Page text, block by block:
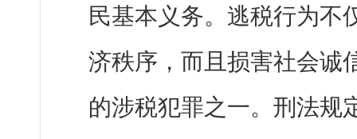
民基本义务。逃税行为不
济秩序，而且损害社会诚
的涉税犯罪之一。刑法规